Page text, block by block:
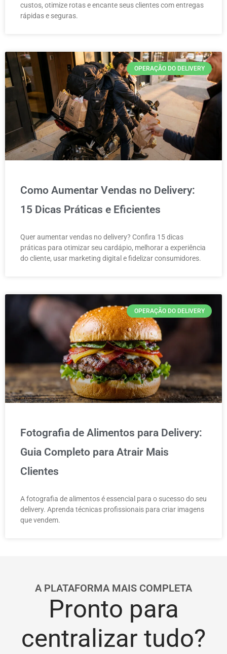
custos, otimize rotas e encante seus clientes com entregas
rápidas e seguras.
OPERAÇÃO DO DELIVERY
Como Aumentar Vendas no Delivery:
15 Dicas Práticas e Eficientes
Quer aumentar vendas no delivery? Confira 15 dicas
práticas para otimizar seu cardápio, melhorar a experiência
do cliente, usar marketing digital e fidelizar consumidores.
OPERAÇÃO DO DELIVERY
Fotografia de Alimentos para Delivery:
Guia Completo para Atrair Mais
Clientes
A fotografia de alimentos é essencial para o sucesso do seu
delivery. Aprenda técnicas profissionais para criar imagens
que vendem.
A PLATAFORMA MAIS COMPLETA
Pronto para
centralizar tudo?